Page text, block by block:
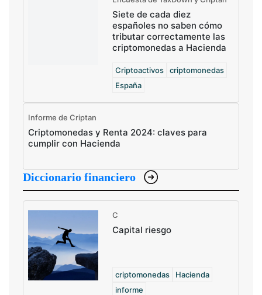
Siete de cada diez
españoles no saben cómo
tributar correctamente las
criptomonedas a Hacienda
Criptoactivos
criptomonedas
España
Informe de Criptan
Criptomonedas y Renta 2024: claves para
cumplir con Hacienda
Diccionario financiero
C
Capital riesgo
criptomonedas
Hacienda
informe